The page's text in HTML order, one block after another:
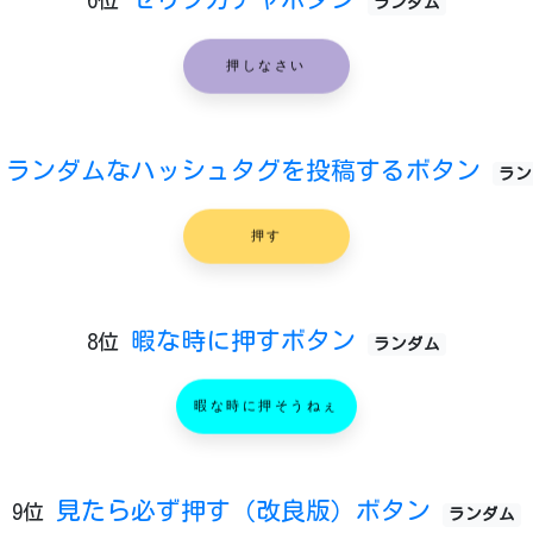
押しなさい
ランダムなハッシュタグを投稿するボタン ラ
押す
8位 暇な時に押すボタン ランダム
暇な時に押そうねぇ
9位 見たら必ず押す（改良版）ボタン ランダム